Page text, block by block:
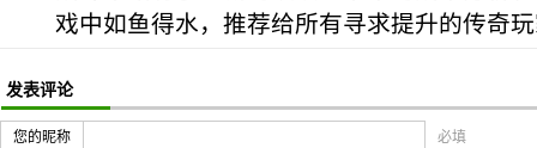
戏中如鱼得水，推荐给所有寻求提升的传奇
发表评论
您的昵称 必填